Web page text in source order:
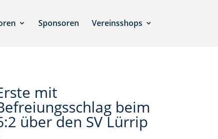
Sponsoren Vereinsshops
mit
beim
über den SV Lürrip